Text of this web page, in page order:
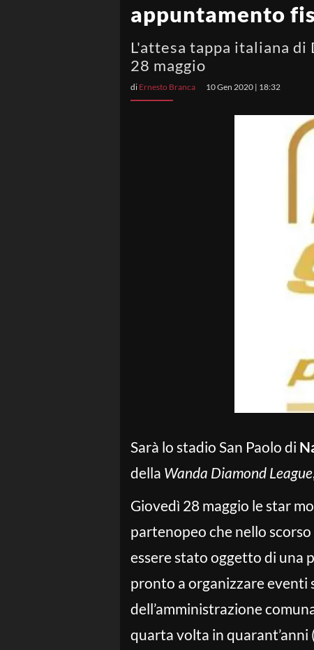
appuntamento
L'attesa tappa italiana
28 maggio
di Ernesto Branca 10 Gen 2020 | 18:32
Sarà lo stadio San Paolo di
della Wanda Diamond League
Giovedì 28 maggio le star
partenopeo che nello
essere stato oggetto di una
pronto a organizzare eventi
dell’amministrazione
quarta volta in quarant’anni